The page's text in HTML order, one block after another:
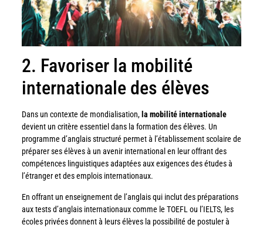
2. Favoriser la mobilité
internationale des élèves
Dans un contexte de mondialisation, la mobilité internationale
devient un critère essentiel dans la formation des élèves. Un
programme d’anglais structuré permet à l’établissement scolaire de
préparer ses élèves à un avenir international en leur offrant des
compétences linguistiques adaptées aux exigences des études à
l’étranger et des emplois internationaux.
En offrant un enseignement de l’anglais qui inclut des préparations
aux tests d’anglais internationaux comme le TOEFL ou l’IELTS, les
écoles privées donnent à leurs élèves la possibilité de postuler à